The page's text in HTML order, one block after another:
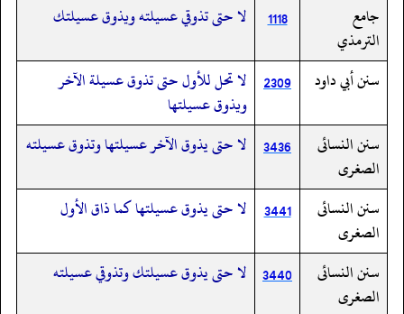
جامع
الترمذي
1118 لا حتى تذوقي عسيلته ويذوق عسيلتك
سنن أبي داود 2309 لا تحل للأول حتى تذوق عسيلة الآخر
ويذوق عسيلتها
سنن النسائى
الصغرى
3436 لا حتى يذوق الآخر عسيلتها وتذوق عسيلته
سنن النسائى
الصغرى
3441 لا حتى يذوق عسيلتها كما ذاق الأول
سنن النسائى
الصغرى
3440 لا حتى يذوق عسيلتك وتذوقي عسيلته